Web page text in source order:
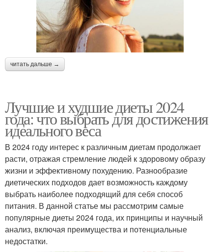
читать дальше →
Лучшие и худшие диеты 2024
года: что выбрать для достижения
идеального веса
В 2024 году интерес к различным диетам продолжает
расти, отражая стремление людей к здоровому образу
жизни и эффективному похудению. Разнообразие
диетических подходов дает возможность каждому
выбрать наиболее подходящий для себя способ
питания. В данной статье мы рассмотрим самые
популярные диеты 2024 года, их принципы и научный
анализ, включая преимущества и потенциальные
недостатки.